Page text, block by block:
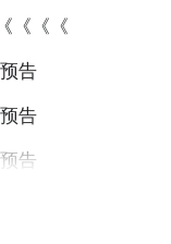
是下载偶是只
楚的知道呢？
《《《